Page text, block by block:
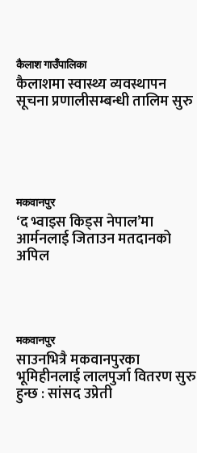
कैलाश गाउँपालिका
कैलाशमा स्वास्थ्य व्यवस्थापन
सूचना प्रणालीसम्बन्धी तालिम सुरु
मकवानपुर
‘द भ्वाइस किड्स नेपाल’मा
आर्मनलाई जिताउन मतदानको
अपिल
मकवानपुर
साउनभित्रै मकवानपुरका
भूमिहीनलाई लालपुर्जा वितरण सुरु
हुन्छ : सांसद उप्रेती